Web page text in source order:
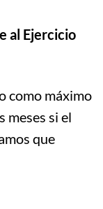
al Ejercicio
máximo
meses si el
que